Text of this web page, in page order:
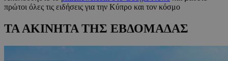
πρώτοι όλες τις ειδήσεις για την Κύπρο και τον κόσμο
ΤΑ ΑΚΙΝΗΤΑ ΤΗΣ ΕΒΔΟΜΑΔΑΣ